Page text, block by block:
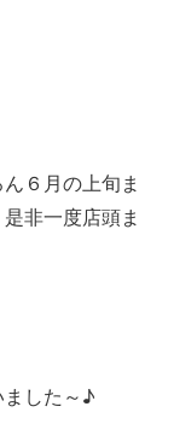
６月の上旬ま
非一度店頭ま
した～♪